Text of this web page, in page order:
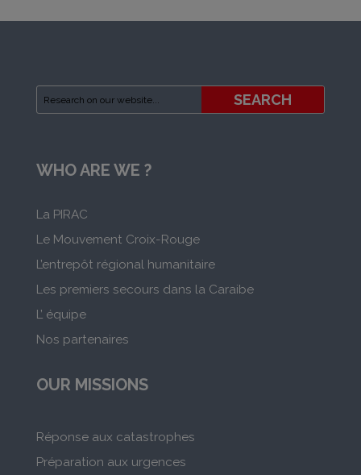
WHO ARE WE ?
La PIRAC
Le Mouvement Croix-Rouge
L’entrepôt régional humanitaire
Les premiers secours dans la Caraibe
L’ équipe
Nos partenaires
OUR MISSIONS
Réponse aux catastrophes
Préparation aux urgences